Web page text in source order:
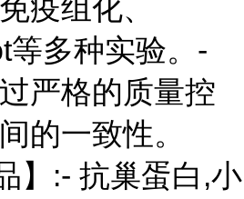
疫组化、
等多种实验。-
严格的质量控
的一致性。
】:- 抗巢蛋白,小